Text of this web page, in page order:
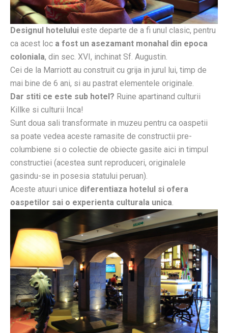
Designul hotelului este departe de a fi unul clasic, pentru
ca acest loc a fost un asezamant monahal din epoca
coloniala, din sec. XVI, inchinat Sf. Augustin.
Cei de la Marriott au construit cu grija in jurul lui, timp de
mai bine de 6 ani, si au pastrat elementele originale.
Dar stiti ce este sub hotel? Ruine apartinand culturii
Killke si culturii Inca!
Sunt doua sali transformate in muzeu pentru ca oaspetii
sa poate vedea aceste ramasite de constructii pre-
columbiene si o colectie de obiecte gasite aici in timpul
constructiei (acestea sunt reproduceri, originalele
gasindu-se in posesia statului peruan).
Aceste atuuri unice diferentiaza hotelul si ofera
oaspetilor sai o experienta culturala unica.